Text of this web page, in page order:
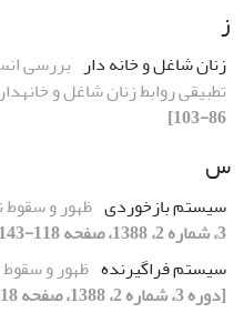
ز
زنان شاغل و خانه دار بررسی
تطبیقی روابط زنان شاغل و
86-103]
س
سیستم بازخوردی ظهور و سقوط
3، شماره 2، 1388، صفحه 118-143]
سیستم فراگیرنده ظهور و سقوط
[دوره 3، شماره 2، 1388، صفحه 118-143]